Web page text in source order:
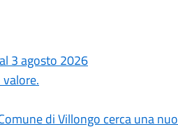
3 agosto 2026
di Villongo cerca una